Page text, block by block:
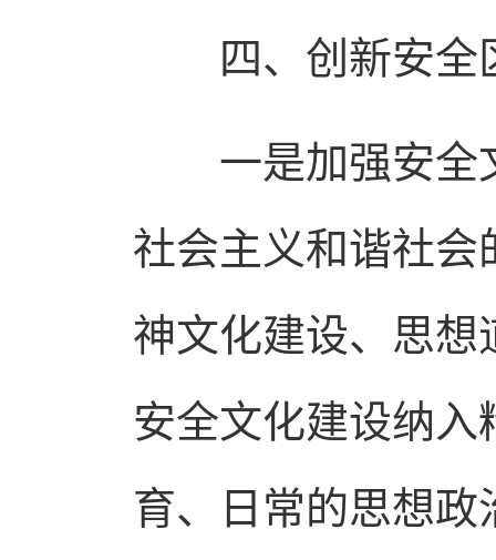
四、创新安全区
一是加强安全文
社会主义和谐社
神文化建设、思
安全文化建设纳
育、日常的思想